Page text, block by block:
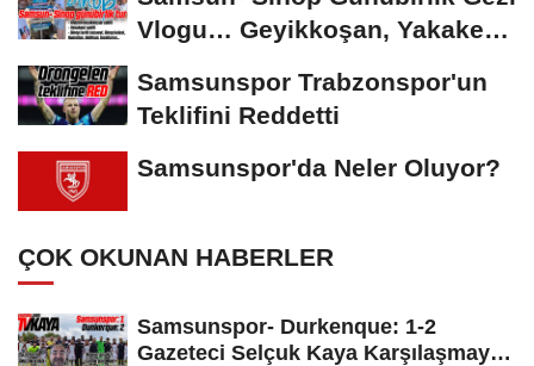
Vlogu… Geyikkoşan, Yakakent,
Samsunspor Trabzonspor'un
Teklifini Reddetti
Samsunspor'da Neler Oluyor?
ÇOK OKUNAN HABERLER
Samsunspor- Durkenque: 1-2
Gazeteci Selçuk Kaya Karşılaşmayı